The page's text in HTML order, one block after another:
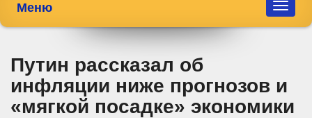
Toggle
Меню
Путин рассказал об
инфляции ниже прогнозов и
«мягкой посадке» экономики